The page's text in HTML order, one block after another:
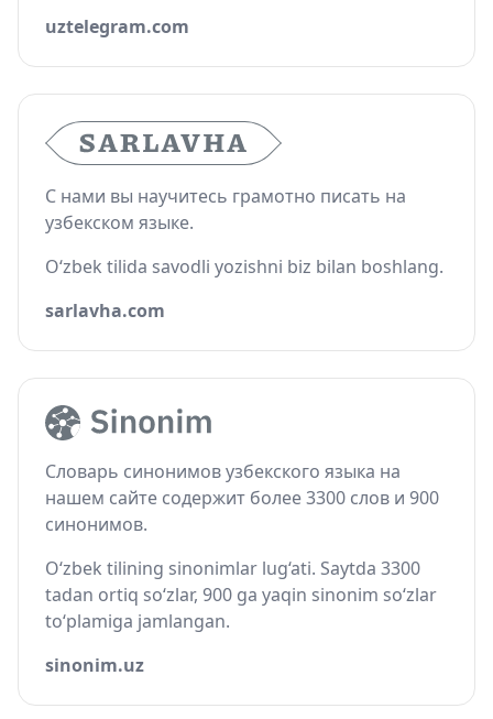
uztelegram.com
С нами вы научитесь грамотно писать на
узбекском языке.
O‘zbek tilida savodli yozishni biz bilan boshlang.
sarlavha.com
Словарь синонимов узбекского языка на
нашем сайте содержит более 3300 слов и 900
синонимов.
O‘zbek tilining sinonimlar lug‘ati. Saytda 3300
tadan ortiq so‘zlar, 900 ga yaqin sinonim so‘zlar
to‘plamiga jamlangan.
sinonim.uz